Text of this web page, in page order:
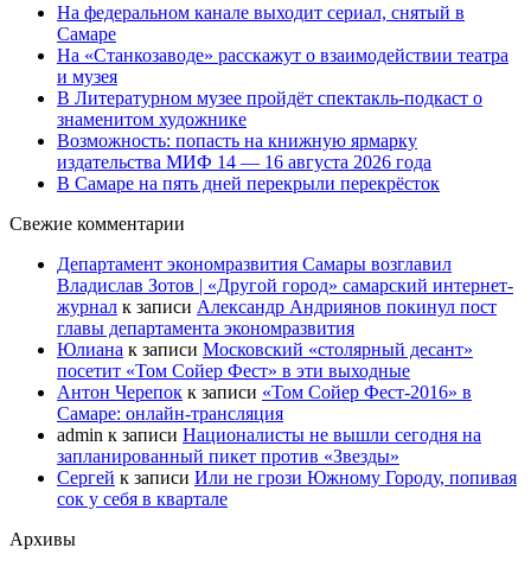
На федеральном канале выходит сериал, снятый в
Самаре
На «Станкозаводе» расскажут о взаимодействии театра
и музея
В Литературном музее пройдёт спектакль-подкаст о
знаменитом художнике
Возможность: попасть на книжную ярмарку
издательства МИФ 14 — 16 августа 2026 года
В Самаре на пять дней перекрыли перекрёсток
Свежие комментарии
Департамент экономразвития Самары возглавил
Владислав Зотов | «Другой город» самарский интернет-
журнал к записи Александр Андриянов покинул пост
главы департамента экономразвития
Юлиана к записи Московский «столярный десант»
посетит «Том Сойер Фест» в эти выходные
Антон Черепок к записи «Том Сойер Фест-2016» в
Самаре: онлайн-трансляция
admin к записи Националисты не вышли сегодня на
запланированный пикет против «Звезды»
Сергей к записи Или не грози Южному Городу, попивая
сок у себя в квартале
Архивы